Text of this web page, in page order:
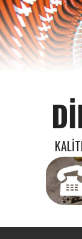
Skip
to
content